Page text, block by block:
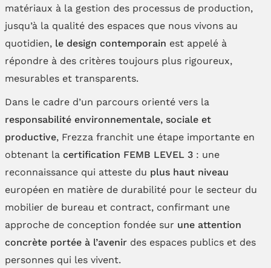
matériaux à la gestion des processus de production,
jusqu’à la qualité des espaces que nous vivons au
quotidien, le design contemporain est appelé à
répondre à des critères toujours plus rigoureux,
mesurables et transparents.
Dans le cadre d’un parcours orienté vers la
responsabilité environnementale, sociale et
productive, Frezza franchit une étape importante en
obtenant la certification FEMB LEVEL 3: une
reconnaissance qui atteste du plus haut niveau
européen en matière de durabilité pour le secteur du
mobilier de bureau et contract, confirmant une
approche de conception fondée sur une attention
concrète portée à l’avenirdes espaces publics et des
personnes qui les vivent.